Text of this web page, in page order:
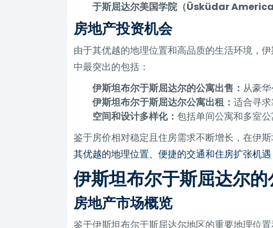
于斯屈达尔美国学院（Üsküdar
房地产投资机会
由于其优越的地理位置和高品质的生活环境，
中最突出的包括：
伊斯坦布尔于斯屈达尔的公寓出售：从豪
伊斯坦布尔于斯屈达尔公寓出租：适合寻
空间和设计多样化：包括单间公寓和多室
鉴于房价相对稳定且住房需求不断增长，在伊
其优越的地理位置、便捷的交通和住房扩张机
伊斯坦布尔于斯屈达尔
房地产市场概览
鉴于伊斯坦布尔于斯屈达尔地区的重要地理位